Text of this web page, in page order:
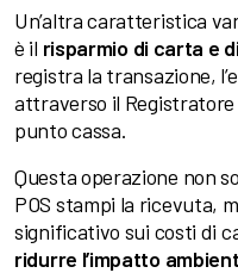
Un’altra caratteristica
è il risparmio di carta e
registra la transazione,
attraverso il Registratore
punto cassa.
Questa operazione non
POS stampi la ricevuta,
significativo sui costi di
ridurre l’impatto